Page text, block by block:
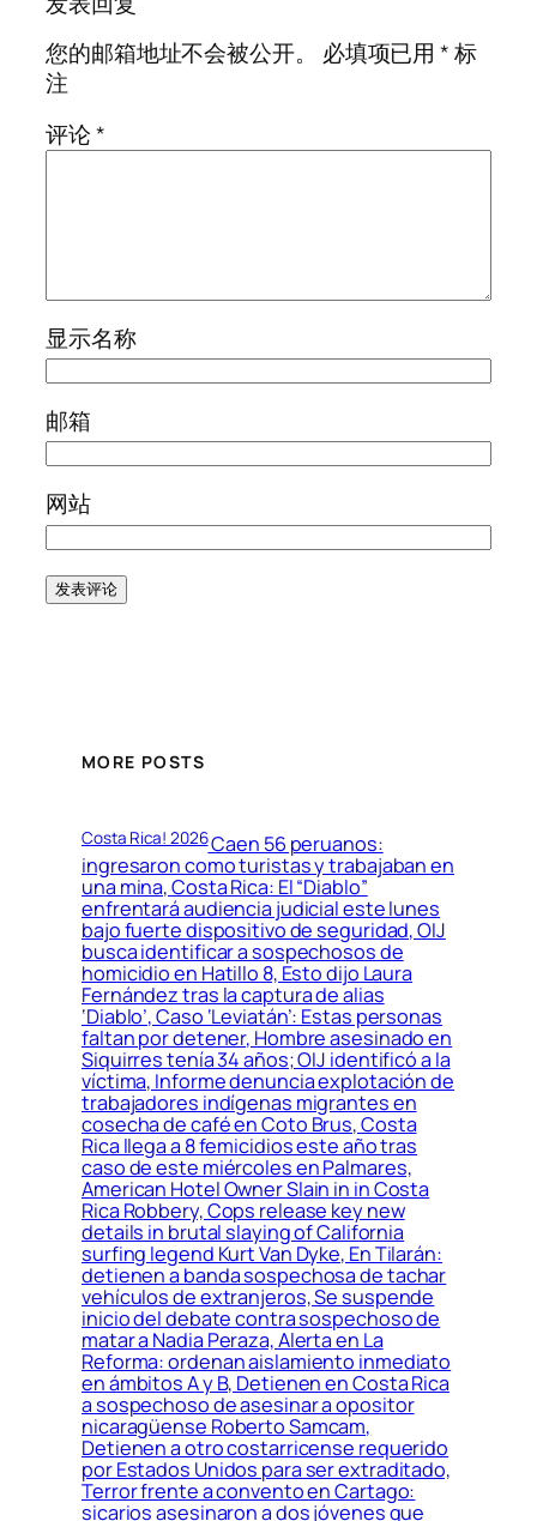
您的邮箱地址不会被公开。
必填项已用*标
注
评论*
显示名称
邮箱
网站
MORE POSTS
Costa Rica! 2026Caen 56 peruanos:
ingresaron como turistas y trabajaban en
una mina, Costa Rica: El “Diablo”
enfrentará audiencia judicial este lunes
bajo fuerte dispositivo de seguridad, OIJ
busca identificar a sospechosos de
homicidio en Hatillo 8, Esto dijo Laura
Fernández tras la captura de alias
‘Diablo’, Caso ‘Leviatán’: Estas personas
faltan por detener, Hombre asesinado en
Siquirres tenía 34 años; OIJ identificó a la
víctima, Informe denuncia explotación de
trabajadores indígenas migrantes en
cosecha de café en Coto Brus, Costa
Rica llega a 8 femicidios este año tras
caso de este miércoles en Palmares,
American Hotel Owner Slain in in Costa
Rica Robbery, Cops release key new
details in brutal slaying of California
surfing legend Kurt Van Dyke, En Tilarán:
detienen a banda sospechosa de tachar
vehículos de extranjeros, Se suspende
inicio del debate contra sospechoso de
matar a Nadia Peraza, Alerta en La
Reforma: ordenan aislamiento inmediato
en ámbitos A y B, Detienen en Costa Rica
a sospechoso de asesinar a opositor
nicaragüense Roberto Samcam,
Detienen a otro costarricense requerido
por Estados Unidos para ser extraditado,
Terror frente a convento en Cartago:
sicarios asesinaron a dos jóvenes que